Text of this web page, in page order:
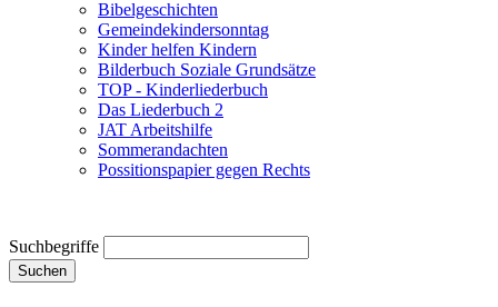
Bibelgeschichten
Gemeindekindersonntag
Kinder helfen Kindern
Bilderbuch Soziale Grundsätze
TOP - Kinderliederbuch
Das Liederbuch 2
JAT Arbeitshilfe
Sommerandachten
Possitionspapier gegen Rechts
Suchbegriffe
Suchen